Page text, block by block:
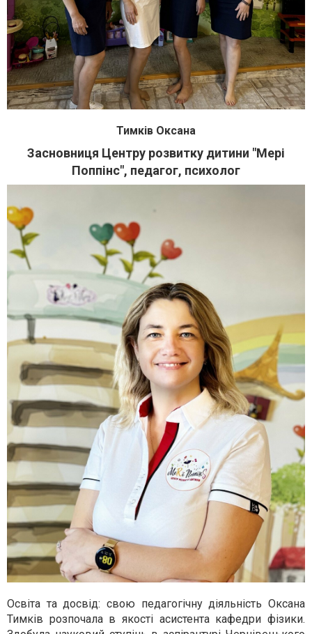
Тимків Оксана
Засновниця Центру розвитку дитини "Мері
Поппінс", педагог, психолог
Освіта та досвід: свою педагогічну діяльність Оксана
Тимків розпочала в якості асистента кафедри фізики.